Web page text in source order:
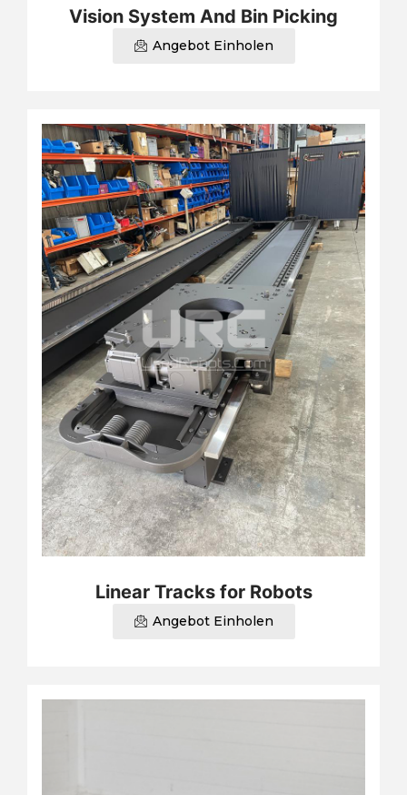
Vision System And Bin Picking
Angebot Einholen
Linear Tracks for Robots
Angebot Einholen